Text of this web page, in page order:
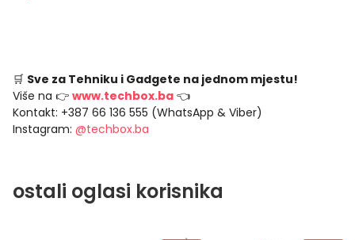
🛒 Sve za Tehniku i Gadgete na jednom mjestu!
Više na 👉 www.techbox.ba 👈
Kontakt: +387 66 136 555 (WhatsApp & Viber)
Instagram: @techbox.ba
ostali oglasi korisnika